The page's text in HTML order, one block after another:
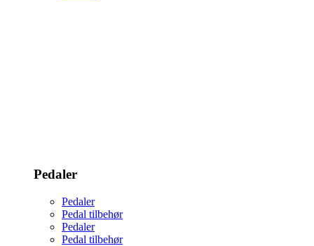
Pedaler
Pedaler
Pedal tilbehør
Pedaler
Pedal tilbehør